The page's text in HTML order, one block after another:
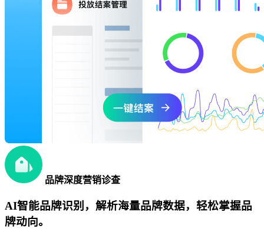
品牌深度营销诊查
AI智能品牌识别，解析海量品牌数据，轻松掌握品
牌动向。